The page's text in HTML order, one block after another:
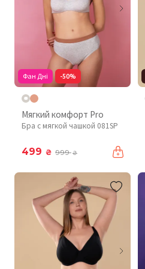
Фан Дні -50%
Мягкий комфорт Pro
Бра с мягкой чашкой 081SP
499 ₴ 999₴